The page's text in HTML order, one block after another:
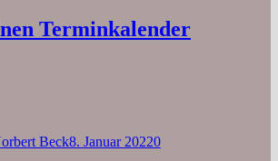
Terminkalender
Beck8. Januar 20220